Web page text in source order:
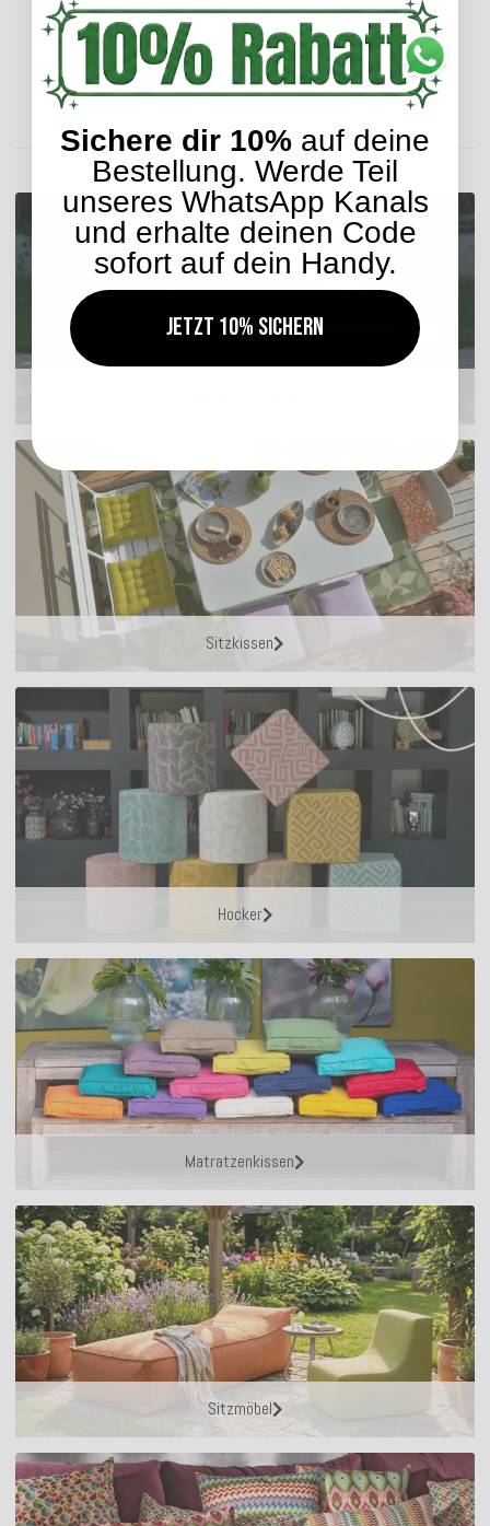
Lieferzeit: ca. 14 Werktage
ENTDECKEN SIE UNSER SORTIMENT
Sitzkissen
Hocker
Matratzenkissen
Sitzmöbel
Sichere dir 10% auf deine
Bestellung. Werde Teil
unseres WhatsApp Kanals
und erhalte deinen Code
sofort auf dein Handy.
Jetzt 10% sichern